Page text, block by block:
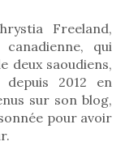
Freeland,
qui
deux saoudiens,
depuis 2012 en
sur son blog,
pour avoir